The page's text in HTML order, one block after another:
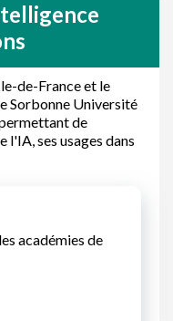
de-France et le
Sorbonne Université
de
ses usages dans
académies de